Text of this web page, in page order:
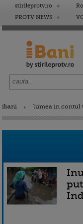
stirileprotv.ro
PROTV NEWS
ibani lumea in contul